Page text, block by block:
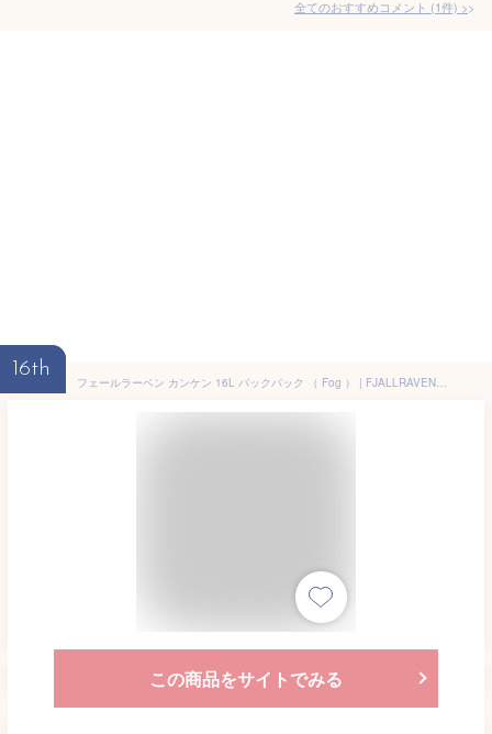
全てのおすすめコメント (1件) >
16th
フェールラーベン カンケン 16L バックパック （ Fog ） | FJALLRAVEN Kanken 16L backpack [t]
この商品をサイトでみる